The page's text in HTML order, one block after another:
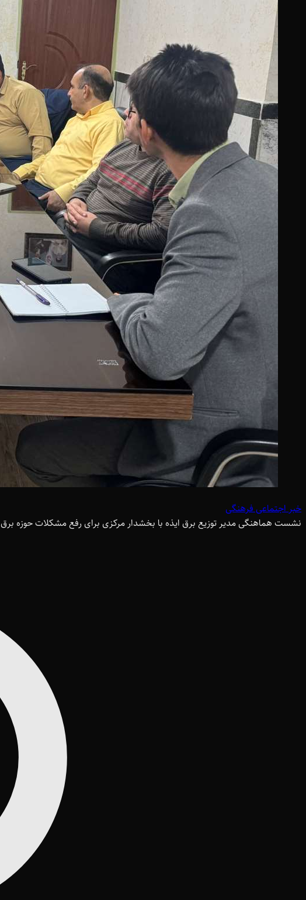
خبر اجتماعی فرهنگی
نشست هماهنگی مدیر توزیع برق ایذه با بخشدار مرکزی برای رفع مشکلات حوزه برق